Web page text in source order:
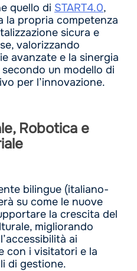
quello di START4.0,
propria competenza
sicura e
valorizzando
avanzate e la sinergia
un modello di
per l’innovazione.
Robotica e
bilingue (italiano-
su come le nuove
la crescita del
migliorando
ai
con i visitatori e la
di gestione.